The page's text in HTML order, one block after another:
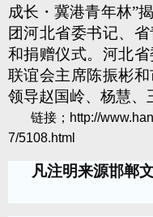
成长・冀港青年林”
团河北省委书记、
和捐赠仪式。河北
联谊会主席陈振彬
领导赵国岭、杨慧、
链接； http://
7/5108.html
凡注明来源邯郸